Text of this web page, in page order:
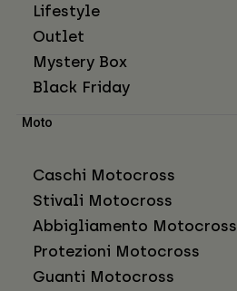
Lifestyle
Outlet
Mystery Box
Black Friday
Moto
Caschi Motocross
Stivali Motocross
Abbigliamento Motocross
Protezioni Motocross
Guanti Motocross